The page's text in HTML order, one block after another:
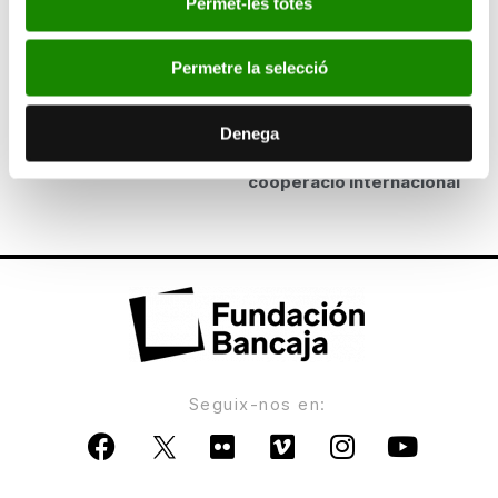
Permetre la selecció
Denega
ANTERIOR
La Fundació Bancaixa convoca ajudes per a
cooperació internacional
la muestra Atesorar España
Seguix-nos en: